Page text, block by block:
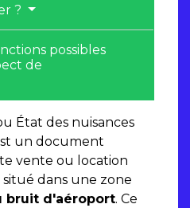
?
possibles
de
État des nuisances
un document
vente ou location
dans une zone
bruit d'aéroport. Ce